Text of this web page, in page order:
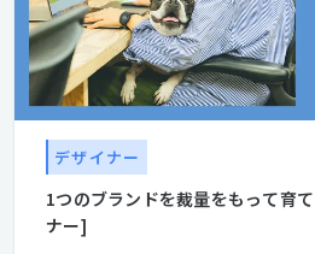
デザイナー
1つのブランドを裁量をもって育
ナー]